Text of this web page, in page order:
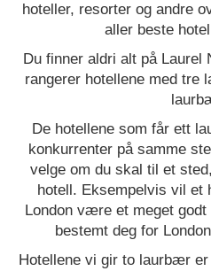
hoteller, resorter og andre
aller beste
Du finner aldri alt på Laurel
rangerer hotellene med
De hotellene som får ett
konkurrenter på samme
velge om du skal til et
hotell. Eksempelvis vil et
London være et meget
bestemt deg for
Hotellene vi gir to laurbær